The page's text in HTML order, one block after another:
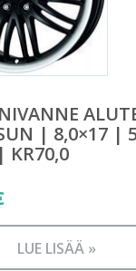
| 8,0×17 |
KR70,0
LUE LISÄÄ »